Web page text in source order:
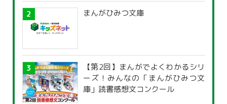
まんがひみつ文庫
【第2回】まんがでよくわかるシリ
ーズ！みんなの「まんがひみつ文
庫」読書感想文コンクール